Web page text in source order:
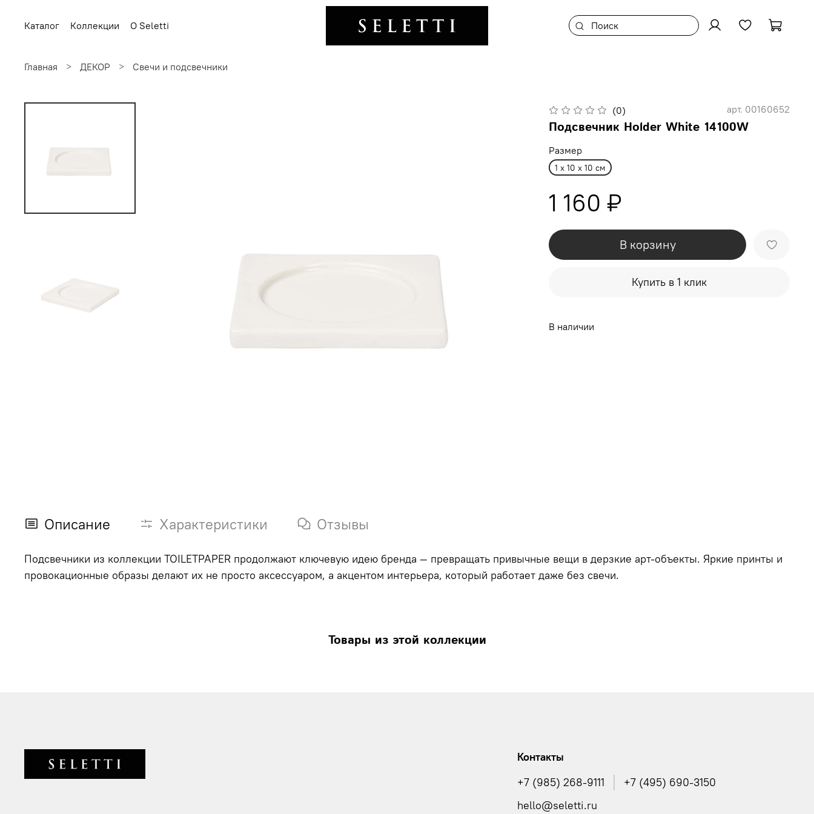
Каталог Коллекции О Seletti
Главная ДЕКОР Свечи и подсвечники
(0) арт. 00160652
Подсвечник Holder White 14100W
Размер
1 x 10 x 10 см
1 160 ₽
В корзину
Купить в 1 клик
В наличии
Описание Характеристики Отзывы
Подсвечники из коллекции TOILETPAPER продолжают ключевую идею бренда — превращать привычные вещи в дерзкие арт-объекты. Яркие принты и
провокационные образы делают их не просто аксессуаром, а акцентом интерьера, который работает даже без свечи.
Товары из этой коллекции
Контакты
+7 (985) 268-9111
+7 (495) 690-3150
hello@seletti.ru